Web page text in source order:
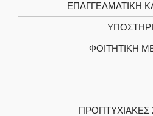
ΕΠΑΓΓΕΛΜΑΤΙΚΗ
ΦΟΙΤΗΤΙΚΗ
ΠΡΟΠΤΥΧΙΑΚΕΣ